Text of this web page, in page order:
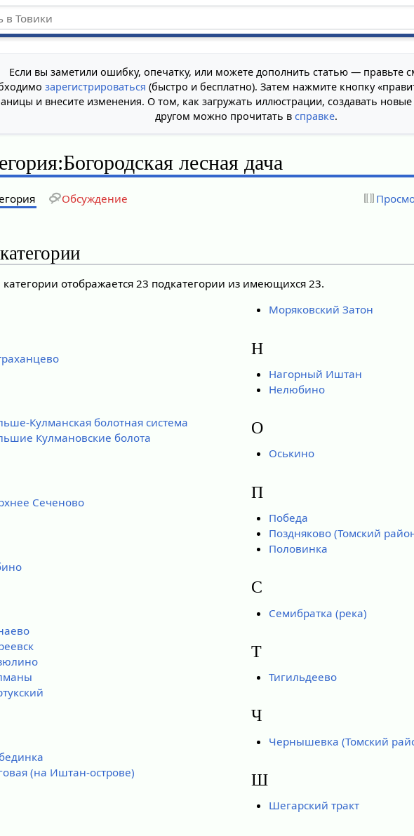
Если вы заметили ошибку, опечатку, или можете дополнить статью — правьте
зарегистрироваться (быстро и бесплатно). Затем нажмите кнопку
и внесите изменения. О том, как загружать иллюстрации, создавать
другом можно прочитать в справке.
:Богородская лесная дача
Обсуждение
категории отображается 23 подкатегории из имеющихся 23.
Кулманская болотная система
Кулмановские болота
Сеченово
(на Иштан-острове)
Моряковский Затон
Н
Нагорный Иштан
Нелюбино
О
Оськино
П
Победа
Поздняково (Томский
Половинка
С
Семибратка (река)
Т
Тигильдеево
Ч
Чернышевка (Томский
Ш
Шегарский тракт